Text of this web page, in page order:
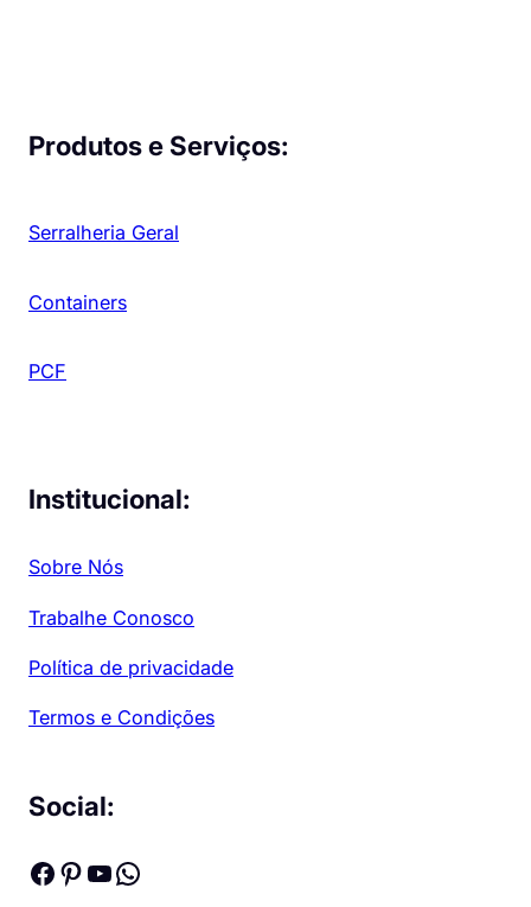
Produtos e Serviços:
Serralheria Geral
Containers
PCF
Institucional:
Sobre Nós
Trabalhe Conosco
Política de privacidade
Termos e Condições
Social:
Facebook Pinterest Youtube WhatsApp